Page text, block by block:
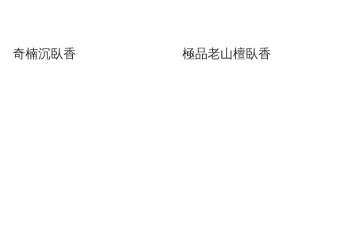
奇楠沉臥香 極品老山檀臥香